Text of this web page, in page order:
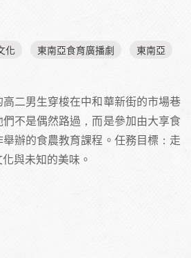
化 東南亞食育廣播劇
東南亞
二男生穿梭在中和華新街的市場巷
不是偶然路過，而是參加由大享食
辦的食農教育課程。任務目標：走
與未知的美味。